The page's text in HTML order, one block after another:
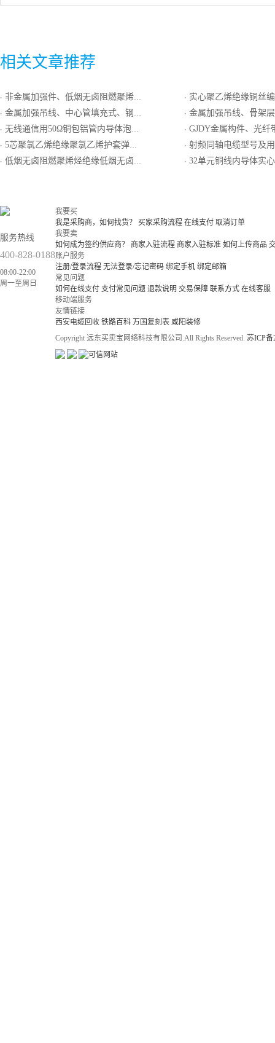
相关文章推荐
· 非金属加强件、低烟无卤阻燃聚烯烃护套、蝶形引入光缆GJXFH
· 金属加强吊线、中心管填充式、钢－聚乙烯粘结护套“8”字形自承式通信用室外光缆
· 无线通信用50Ω铜包铝管内导体泡沫聚乙烯绝缘环形皱纹铜管外导体阻燃聚乙烯护套同轴射频电缆
· 5芯聚氯乙烯绝缘聚氯乙烯护套弹簧形电话软线
· 低烟无卤阻燃聚烯烃绝缘低烟无卤阻燃聚烯烃护套最高传输频率100MHz数字通信用主干对绞电缆
· 实心聚乙烯绝缘铜丝编织外导体聚氯
· 金属加强吊线、骨架层绞全干式、钢－聚乙烯粘结护套“8”
· GJDY金属构件、光纤带松套层绞式、聚乙
· 射频同轴电缆型号及
· 32单元铜线内导体实心聚乙烯绝缘单层编织屏蔽外导体低烟无
服务热线
400-828-0188
08:00-22:00
周一至周日
我要买
我是采购商，如何找货？
买家采购流程 在线支付 取消订单
我要卖
如何成为签约供应商？
商家入驻流程 商家入驻标准 如何上传商品
账户服务
注册/登录流程 无法登录/忘记密码 绑定手机 绑定邮箱
常见问题
如何在线支付 支付常见问题 退款说明 交易保障 联系方式 在线客服
移动端服务
友情链接
西安电缆回收 铁路百科 万国复刻表 咸阳装修
Copyright 远东买卖宝网络科技有限公司.All Rights Reserved. 苏ICP备